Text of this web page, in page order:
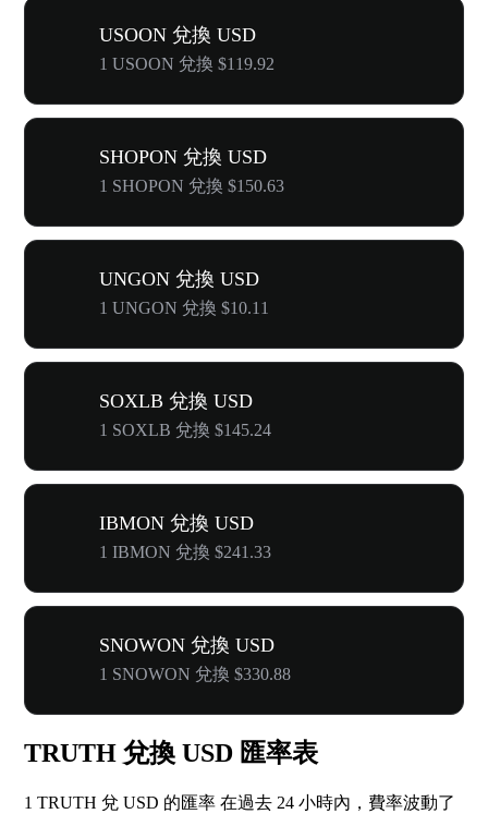
USOON 兌換 USD
1 USOON 兌換 $119.92
SHOPON 兌換 USD
1 SHOPON 兌換 $150.63
UNGON 兌換 USD
1 UNGON 兌換 $10.11
SOXLB 兌換 USD
1 SOXLB 兌換 $145.24
IBMON 兌換 USD
1 IBMON 兌換 $241.33
SNOWON 兌換 USD
1 SNOWON 兌換 $330.88
TRUTH 兌換 USD 匯率表
1 TRUTH 兌 USD 的匯率 在過去 24 小時內，費率波動了